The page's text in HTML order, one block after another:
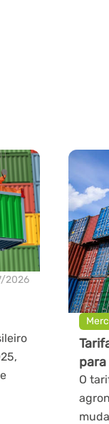
2026
para
O